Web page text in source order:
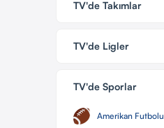
TV'de Takımlar
TV'de Ligler
TV'de Sporlar
Amerikan Futbolu